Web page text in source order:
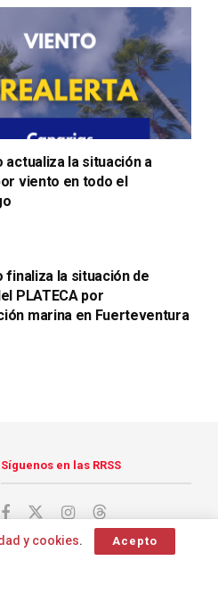
actualiza la situación a
viento en todo el
finaliza la situación de
PLATECA por
marina en Fuerteventura
Síguenos en las RRSS
y cookies. Acepto